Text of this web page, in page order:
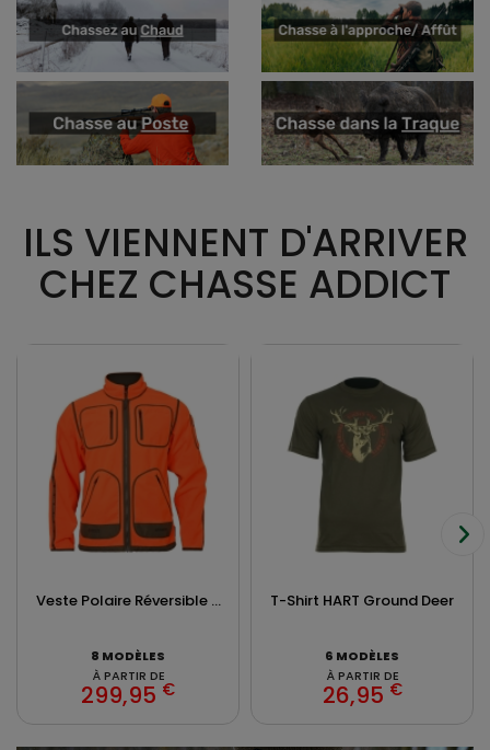
ILS VIENNENT D'ARRIVER
CHEZ CHASSE ADDICT
Veste Polaire Réversible ...
8 MODÈLES
À PARTIR DE
299,95 €
T-Shirt HART Ground Deer
6 MODÈLES
À PARTIR DE
26,95 €